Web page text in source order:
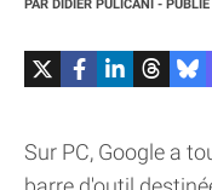
PAR DIDIER PULICANI - PUBLIÉ
Sur PC, Google a